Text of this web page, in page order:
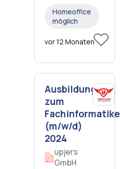
Homeoffice
möglich
vor 12 Monaten
Ausbildung
zum
(m/w/d)
2024
upjers
GmbH